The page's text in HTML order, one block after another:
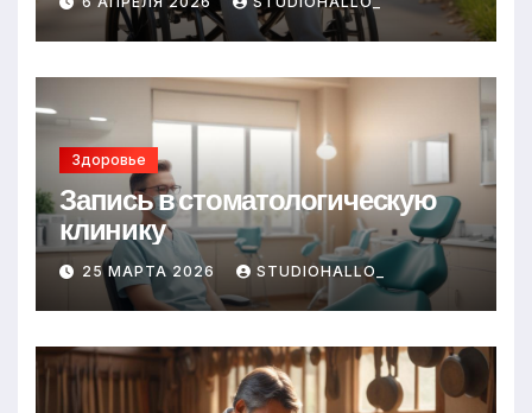
Здоровье
Запись в стоматологическую
клинику
25 МАРТА 2026 STUDIOHALLO_